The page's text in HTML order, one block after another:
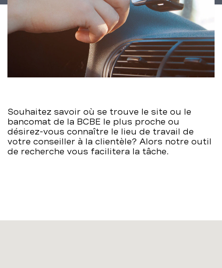
Souhaitez savoir où se trouve le site ou le
bancomat de la BCBE le plus proche ou
désirez-vous connaître le lieu de travail de
votre conseiller à la clientèle? Alors notre outil
de recherche vous facilitera la tâche.